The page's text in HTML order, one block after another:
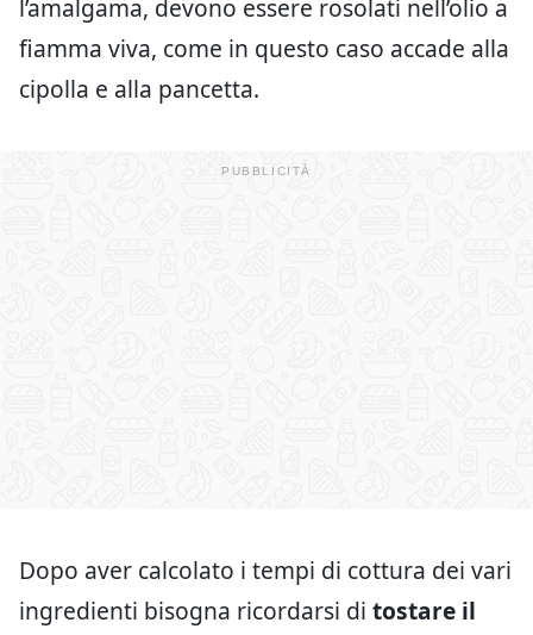
l’amalgama, devono essere rosolati nell’olio a
fiamma viva, come in questo caso accade alla
cipolla e alla pancetta.
Dopo aver calcolato i tempi di cottura dei vari
ingredienti bisogna ricordarsi di tostare il